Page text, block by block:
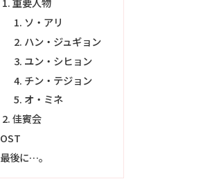
ソ・アリ
ハン・ジュギョン
ユン・シヒョン
チン・テジョン
オ・ミネ
佳賓会
OST
最後に…。